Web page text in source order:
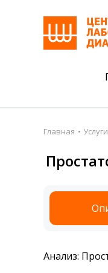
Пациентам
Акции
Подготовка
Получить
Налоговый
Главная Услуги
Анализ: